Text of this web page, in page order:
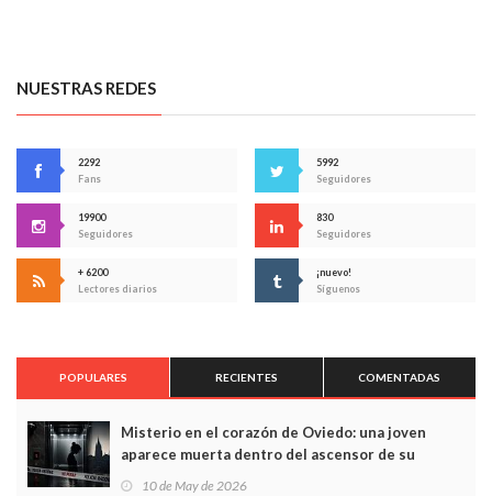
NUESTRAS REDES
2292
Fans
5992
Seguidores
19900
Seguidores
830
Seguidores
+ 6200
Lectores diarios
¡nuevo!
Síguenos
POPULARES RECIENTES COMENTADAS
Misterio en el corazón de Oviedo: una joven
aparece muerta dentro del ascensor de su
10 de May de 2026